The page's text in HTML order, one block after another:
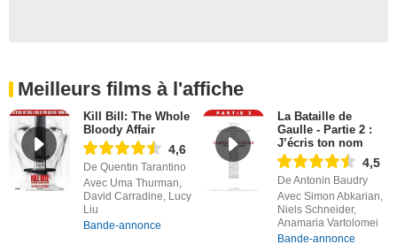
Meilleurs films à l'affiche
Kill Bill: The Whole
Bloody Affair
4,6
De Quentin Tarantino
Avec Uma Thurman,
David Carradine, Lucy
Liu
Bande-annonce
La Bataille de
Gaulle - Partie 2 :
J’écris ton nom
4,5
De Antonin Baudry
Avec Simon Abkarian,
Niels Schneider,
Anamaria Vartolomei
Bande-annonce